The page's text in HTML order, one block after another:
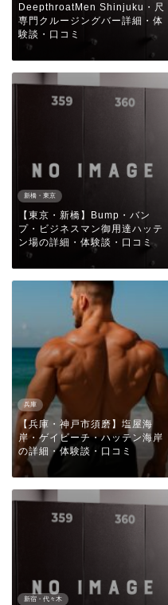
DeepthroatMen Shinjuku・尺
専門クルージングバー詳細・体
験談・口コミ
新橋・東京
【東京・新橋】Bump・バン
プ・ビジネスマン御用達ハッテ
ン場の詳細・体験談・口コミ
兵庫
【兵庫・神戸市須磨】塩屋海
岸・ゲイビーチ・ハッテン海岸
の詳細・体験談・口コミ
新宿・代々木